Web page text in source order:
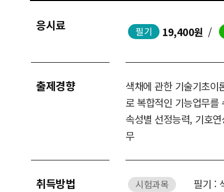
응시료 필기 19,400원 /
출제경향
색채에 관한 기술기초이
로 복합적인 기능업무를
속성별 선정능력, 기호
무
취득방법 시험과목
필기 :